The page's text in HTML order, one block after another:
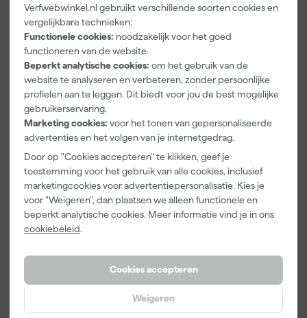
Verfwebwinkel.nl gebruikt verschillende soorten cookies en
vergelijkbare technieken:
Functionele cookies: noodzakelijk voor het goed
functioneren van de website.
Beperkt analytische cookies: om het gebruik van de
website te analyseren en verbeteren, zonder persoonlijke
profielen aan te leggen. Dit biedt voor jou de best mogelijke
gebruikerservaring.
Marketing cookies: voor het tonen van gepersonaliseerde
advertenties en het volgen van je internetgedrag.
Door op "Cookies accepteren" te klikken, geef je
toestemming voor het gebruik van alle cookies, inclusief
marketingcookies voor advertentiepersonalisatie. Kies je
voor "Weigeren", dan plaatsen we alleen functionele en
beperkt analytische cookies. Meer informatie vind je in ons
cookiebeleid.
Cookies accepteren
Weigeren
Morgen
bezorgd
Adviesprijs 9,47
99
incl. BTW
50mx24mm
bezorgd
Adviesprijs
,99
10cm Roller -
inzetbakken
bezorgd
2
Muurverfset
6-delig
Onze Top 10
Rilly Multi
Ontvetter en
Verfreiniger –
0,5L